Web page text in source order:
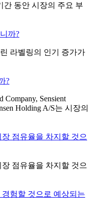
간 동안 시장의 주요 부
까?
라벨링의 인기 증가가
?
Company, Sensient
Holding A/S는 시장의
점유율을 차지할 것으
점유율을 차지할 것으
험할 것으로 예상되는